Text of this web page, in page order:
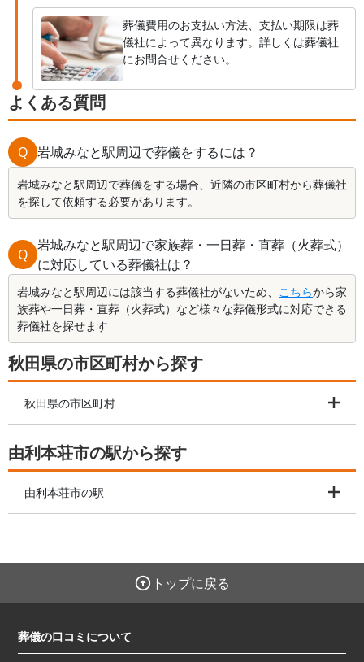
葬儀費用のお支払い方法、支払い期限は葬
儀社によって異なります。詳しくは葬儀社
にお問合せください。
よくある質問
Q 岩城みなと駅周辺で葬儀をするには？
岩城みなと駅周辺で葬儀をする場合、近隣の市区町村から葬儀社
を探して依頼する必要があります。
Q
岩城みなと駅周辺で家族葬・一日葬・直葬（火葬式）
に対応している葬儀社は？
岩城みなと駅周辺には該当する葬儀社がないため、 こちらから家
族葬や一日葬・直葬（火葬式）など様々な葬儀形式に対応できる
葬儀社を探せます
秋田県の市区町村から探す
秋田県の市区町村
由利本荘市の駅から探す
由利本荘市の駅
トップに戻る
葬儀の口コミについて